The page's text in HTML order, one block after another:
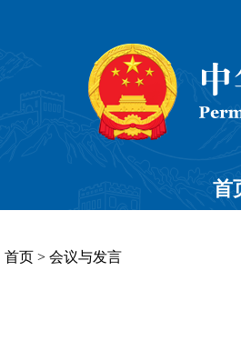
首
首页 > 会议与发言